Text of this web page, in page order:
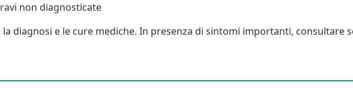
non diagnosticate
diagnosi e le cure mediche. In presenza di sintomi importanti, consultare